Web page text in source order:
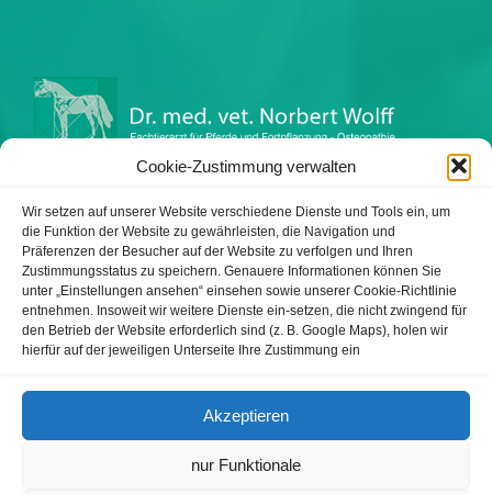
Cookie-Zustimmung verwalten
Wir setzen auf unserer Website verschiedene Dienste und Tools ein, um
die Funktion der Website zu gewährleisten, die Navigation und
Präferenzen der Besucher auf der Website zu verfolgen und Ihren
Zustimmungsstatus zu speichern. Genauere Informationen können Sie
unter „Einstellungen ansehen“ einsehen sowie unserer Cookie-Richtlinie
entnehmen. Insoweit wir weitere Dienste ein-setzen, die nicht zwingend für
den Betrieb der Website erforderlich sind (z. B. Google Maps), holen wir
hierfür auf der jeweiligen Unterseite Ihre Zustimmung ein
Akzeptieren
nur Funktionale
Impressum Datenschutzerklärung
Tierärztliche Praxis Wolff
Warnbergstr. 1
81479 München
Telefax: 089 74 44 30 73